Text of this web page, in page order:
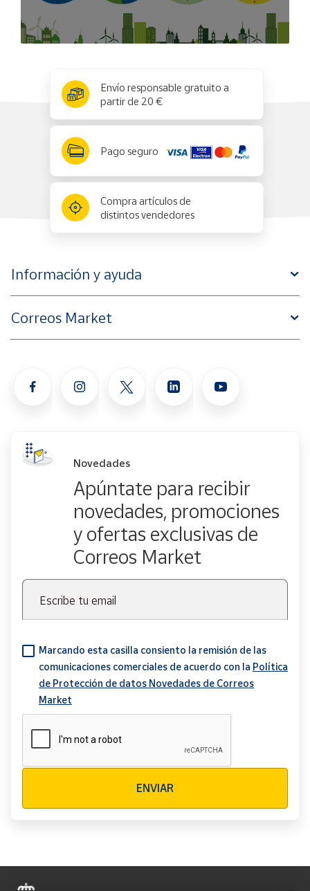
Envío responsable gratuito a
partir de 20 €
Pago seguro
Compra artículos de
distintos vendedores
Información y ayuda
Correos Market
Novedades
Apúntate para recibir
novedades, promociones
y ofertas exclusivas de
Correos Market
Escribe tu email
Marcando esta casilla consiento la remisión de las
comunicaciones comerciales de acuerdo con la Política
de Protección de datos Novedades de Correos
Market
ENVIAR